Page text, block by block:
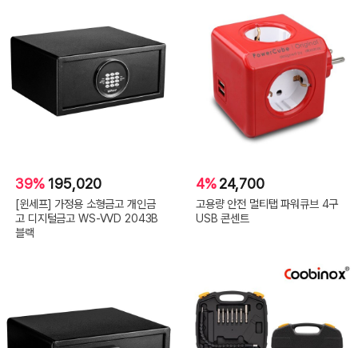
39% 195,020
[윈세프] 가정용 소형금고 개인금
고 디지털금고 WS-VVD 2043B
블랙
4%24,700
고용량 안전 멀티탭 파워큐브 4구
USB 콘센트